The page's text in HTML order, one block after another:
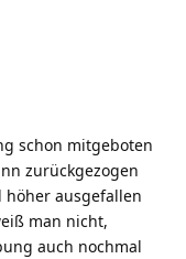
schon mitgeboten
zurückgezogen
höher ausgefallen
man nicht,
auch nochmal